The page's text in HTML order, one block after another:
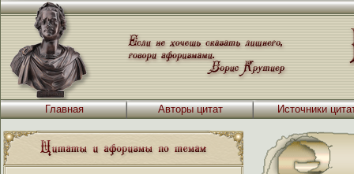
Главная Авторы цитат Источники